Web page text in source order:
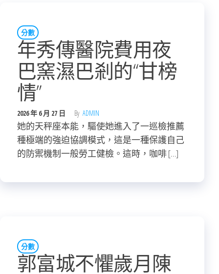
分數
年秀傳醫院費用夜
巴窯濕巴剎的“甘榜
情”
2026 年 6 月 27 日 By ADMIN
她的天秤座本能，驅使她進入了一巡檢推薦
種極端的強迫協調模式，這是一種保護自己
的防禦機制一般勞工健檢。這時，咖啡 […]
分數
郭富城不懼歲月陳